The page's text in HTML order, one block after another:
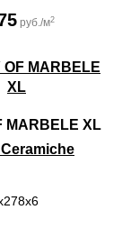
руб./м2
MARBELE XL